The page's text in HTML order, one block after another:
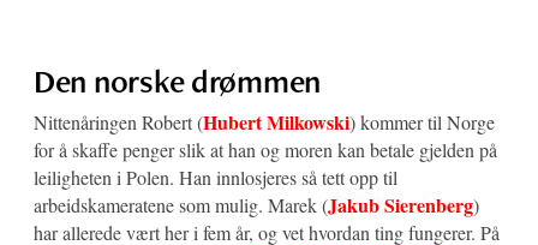
Den norske drømmen
Nittenåringen Robert (Hubert Milkowski) kommer til Norge
for å skaffe penger slik at han og moren kan betale gjelden på
leiligheten i Polen. Han innlosjeres så tett opp til
arbeidskameratene som mulig. Marek (Jakub Sierenberg)
har allerede vært her i fem år, og vet hvordan ting fungerer. På